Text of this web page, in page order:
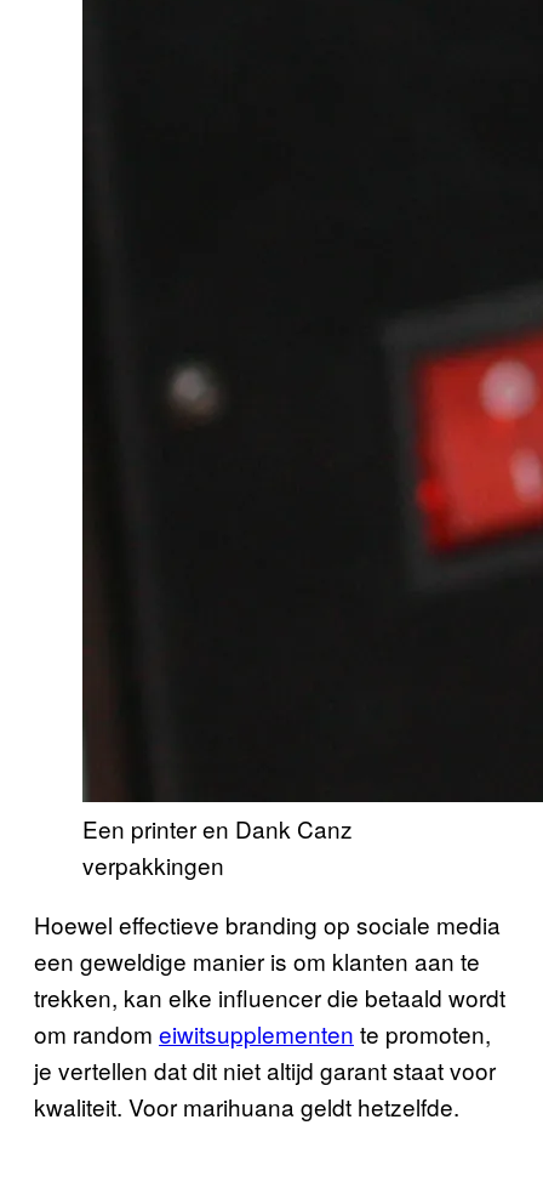
Een printer en Dank Canz
verpakkingen
Hoewel effectieve branding op sociale media
een geweldige manier is om klanten aan te
trekken, kan elke influencer die betaald wordt
om random eiwitsupplementen te promoten,
je vertellen dat dit niet altijd garant staat voor
kwaliteit. Voor marihuana geldt hetzelfde.